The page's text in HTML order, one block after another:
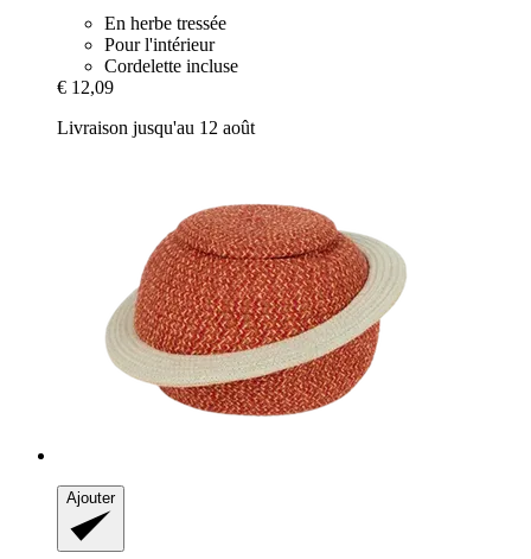
En herbe tressée
Pour l'intérieur
Cordelette incluse
€ 12,09
Livraison jusqu'au 12 août
Ajouter